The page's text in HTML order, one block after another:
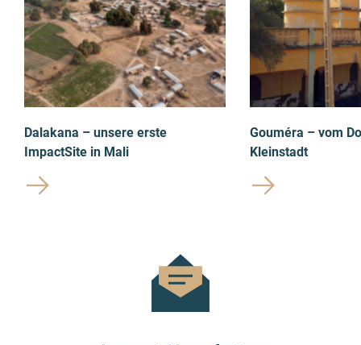
Dalakana – unsere erste
ImpactSite in Mali
Gouméra – vom
Kleinstadt